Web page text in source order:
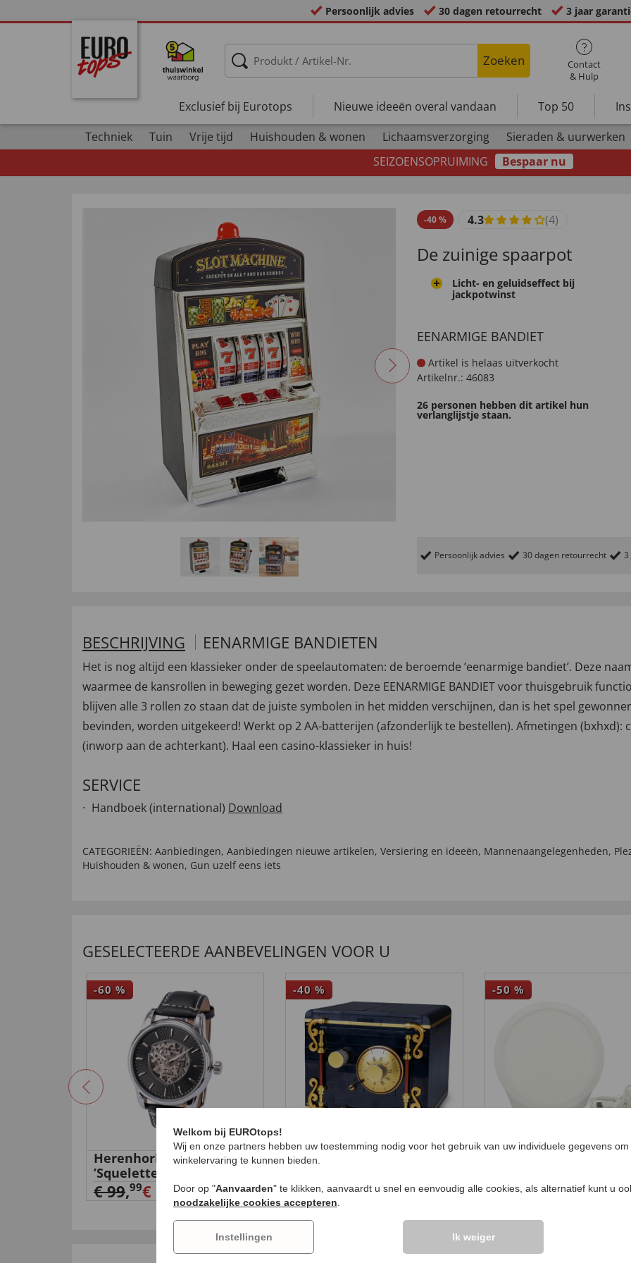
Persoonlijk advies 30 dagen retourrecht 3 jaar
Zoeken
Contact
& Hulp
Exclusief bij Eurotops Nieuwe ideeën overal vandaan Top 50
Techniek
Tuin Vrije tijd Huishouden & wonen Lichaamsverzorging
Sieraden & uurwerken
SEIZOENSOPRUIMING
Bespaar nu
-40% 4.3 (4)
De zuinige spaarpot
Licht- en geluidseffect bij
jackpotwinst
EENARMIGE BANDIET
Artikel is helaas uitverkocht
Artikelnr.: 46083
26 personen hebben dit artikel hun
verlanglijstje staan.
Persoonlijk advies 30 dagen retourrecht 3
BESCHRIJVING EENARMIGE BANDIETEN
Het is nog altijd een klassieker onder de speelautomaten: de beroemde ’eenarmige bandiet’. Deze
waarmee de kansrollen in beweging gezet worden. Deze EENARMIGE BANDIET voor thuisgebruik
blijven alle 3 rollen zo staan dat de juiste symbolen in het midden verschijnen, dan is het spel
bevinden, worden uitgekeerd! Werkt op 2 AA-batterijen (afzonderlijk te bestellen). Afmetingen (bxhxd):
(inworp aan de achterkant). Haal een casino-klassieker in huis!
SERVICE
Handboek (international) Download
CATEGORIEËN: Aanbiedingen, Aanbiedingen nieuwe artikelen, Versiering en ideeën, Mannenaangelegenheden,
Huishouden & wonen, Gun uzelf eens iets
GESELECTEERDE AANBEVELINGEN VOOR U
-60 %
Herenhorloge Wesseldon
’Squelette Automatic’
€ 99,99€ 39,99
-40 %
Bouwpakket kluis
-50 %
Welkom bij EUROtops!
Wij en onze partners hebben uw toestemming nodig voor het gebruik van uw individuele gegevens
winkelervaring te kunnen bieden.
Door op "Aanvaarden" te klikken, aanvaardt u snel en eenvoudig alle cookies, als alternatief kunt u
noodzakelijke cookies accepteren
Instellingen Ik weiger